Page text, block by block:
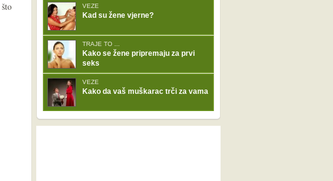
VEZE
Kad su žene vjerne?
TRAJE TO ...
Kako se žene pripremaju za prvi
seks
VEZE
Kako da vaš muškarac trči za vama